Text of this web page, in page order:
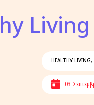
Living
HEALTHY LIVING,
03